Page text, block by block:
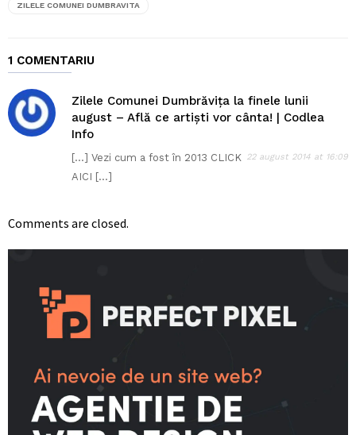
ZILELE COMUNEI DUMBRAVITA
1 COMENTARIU
Zilele Comunei Dumbrăvița la finele lunii
august – Află ce artiști vor cânta! | Codlea
Info
22 august 2014 at 16:09
[…] Vezi cum a fost în 2013 CLICK
AICI […]
Comments are closed.